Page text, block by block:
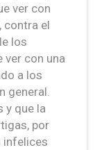
ver con
contra el
los
ver con una
a los
general.
y que la
por
infelices